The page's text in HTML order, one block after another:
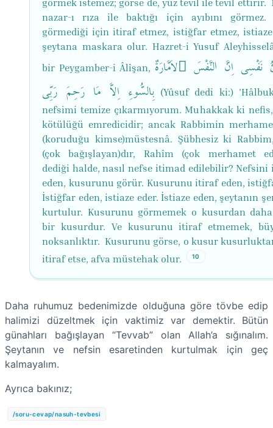
nazar-ı rıza ile baktığı için ayıbını görmez.
görmediği için itiraf etmez, istiğfar etmez, istiaze
şeytana maskara olur. Hazret-i Yusuf
bir Peygamber-i Âlîşan, نَفْسِى اِنَّ النَّفْسَ َلاَمَّارَةٌ
بِالسُّوءِ اِلاَّ مَا رَحِمَ رَبِّى (Yûsuf dedi ki:)
nefsimi temize çıkarmıyorum. Muhakkak ki
kötülüğü emredicidir; ancak Rabbimin
(koruduğu kimse)müstesnâ. Şübhesiz ki
(çok bağışlayan)dır, Rahîm (çok merhamet
dediği halde, nasıl nefse itimad edilebilir?
eden, kusurunu görür. Kusurunu itiraf eden,
İstiğfar eden, istiaze eder. İstiaze eden, şeytanın
kurtulur. Kusurunu görmemek o kusurdan
bir kusurdur. Ve kusurunu itiraf etmemek,
noksanlıktır. Kusurunu görse, o kusur
itiraf etse, afva müstehak olur.
10
Daha ruhumuz bedenimizde olduğuna göre tövbe edip
halimizi düzeltmek için vaktimiz var demektir. Bütün
günahları bağışlayan “Tevvab” olan Allah’a sığınalım.
Şeytanın ve nefsin esaretinden kurtulmak için geç
kalmayalım.
Ayrıca bakınız;
/soru-cevap/nasuh-tevbesi